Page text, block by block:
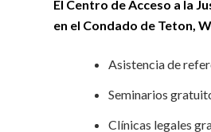
El Centro de Acceso a la
en el Condado de Teton,
Asistencia de
Seminarios
Clínicas legales